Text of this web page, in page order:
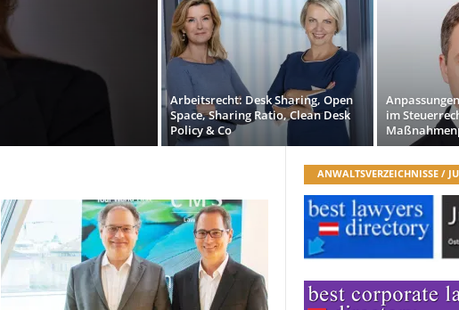
Arbeitsrecht: Desk Sharing, Open
Space, Sharing Ratio, Clean Desk
Policy & Co
im
ANWALTSVERZEICHNISSE /